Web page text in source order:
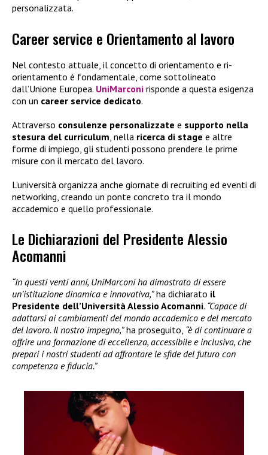
personalizzata.
Career service e Orientamento al lavoro
Nel contesto attuale, il concetto di orientamento e ri-
orientamento è fondamentale, come sottolineato
dall’Unione Europea. UniMarconi risponde a questa esigenza
con un career service dedicato.
Attraverso consulenze personalizzate e supporto nella
stesura del curriculum , nella ricerca di stage e altre
forme di impiego, gli studenti possono prendere le prime
misure con il mercato del lavoro.
L’università organizza anche giornate di recruiting ed eventi di
networking, creando un ponte concreto tra il mondo
accademico e quello professionale.
Le Dichiarazioni del Presidente Alessio
Acomanni
“In questi venti anni, UniMarconi ha dimostrato di essere
un’istituzione dinamica e innovativa,”ha dichiarato il
Presidente dell’Università Alessio Acomanni. “Capace di
adattarsi ai cambiamenti del mondo accademico e del mercato
del lavoro. Il nostro impegno,”ha proseguito, “è di continuare a
offrire una formazione di eccellenza, accessibile e inclusiva, che
prepari i nostri studenti ad affrontare le sfide del futuro con
competenza e fiducia.”